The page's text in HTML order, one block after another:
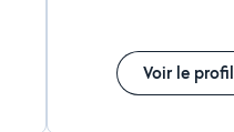
Voir le profil